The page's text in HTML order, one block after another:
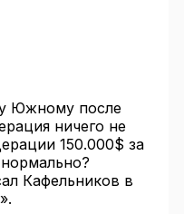
Южному после
ничего не
150.000$ за
Кафельников в